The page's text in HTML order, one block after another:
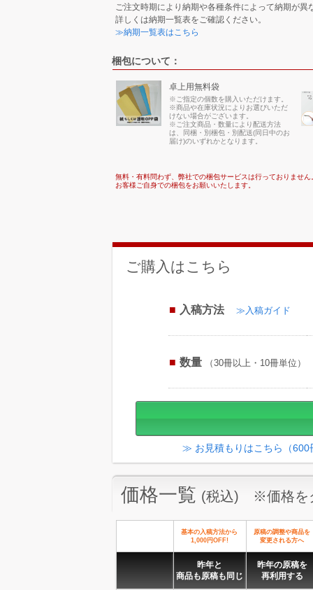
ご注文時期により納期や各種条件によって納期が異
詳しくは納期一覧表をご確認ください。
≫納期一覧表はこちら
梱包について：
卓上用無料袋
※ご指定の個数を購入いただけます。
※商品や在庫状況によりお選びいただ
けない場合がございます。
※ご注文商品・数量により配送方法
は、同梱・別梱包・別配送(同日中のお
届け)のいずれかとなります。
無料・有料問わず、弊社での梱包サービスは行っておりません
お客様ご自身での梱包をお願いいたします。
ご購入はこちら
入稿方法 ≫入稿ガイド
数量 （30冊以上・10冊単位）
≫ お見積もりはこちら（600
価格一覧 (税込) ※価格を
基本の入稿方法から
1,000円OFF!
原稿の調整や商品を
変更される方へ
昨年と
商品も原稿も同じ
昨年の原稿を
再利用する